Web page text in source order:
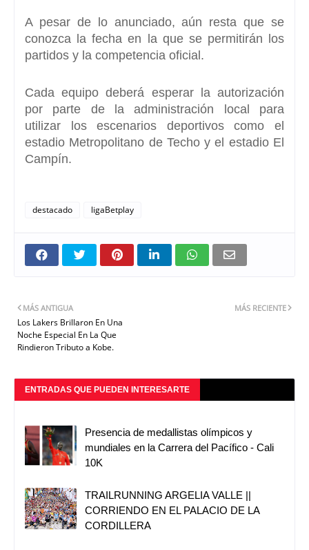
A pesar de lo anunciado, aún resta que se
conozca la fecha en la que se permitirán los
partidos y la competencia oficial.
Cada equipo deberá esperar la autorización
por parte de la administración local para
utilizar los escenarios deportivos como el
estadio Metropolitano de Techo y el estadio El
Campín.
destacado ligaBetplay
MÁS RECIENTE
MÁS ANTIGUA
Los Lakers Brillaron En Una
Noche Especial En La Que
Rindieron Tributo a Kobe.
ENTRADAS QUE PUEDEN INTERESARTE
Presencia de medallistas olímpicos y
mundiales en la Carrera del Pacífico - Cali
10K
TRAILRUNNING ARGELIA VALLE ||
CORRIENDO EN EL PALACIO DE LA
CORDILLERA